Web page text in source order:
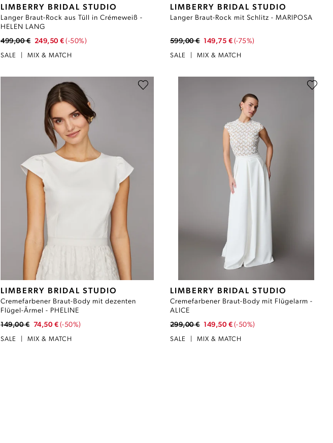
LIMBERRY BRIDAL STUDIO
Langer Braut-Rock aus Tüll in Crémeweiß -
HELEN LANG
499,00 € 249,50 € (-50%)
SALE MIX & MATCH
LIMBERRY BRIDAL STUDIO
Langer Braut-Rock mit Schlitz - MARIPOSA
599,00 € 149,75 € (-75%)
SALE MIX & MATCH
LIMBERRY BRIDAL STUDIO
Cremefarbener Braut-Body mit dezenten
Flügel-Ärmel - PHELINE
149,00 € 74,50 € (-50%)
SALE MIX & MATCH
LIMBERRY BRIDAL STUDIO
Cremefarbener Braut-Body mit Flügelarm -
ALICE
299,00 € 149,50 € (-50%)
SALE MIX & MATCH